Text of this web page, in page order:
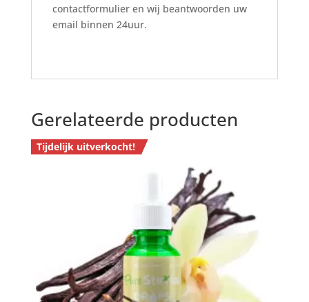
contactformulier en wij beantwoorden uw
email binnen 24uur.
Gerelateerde producten
Tijdelijk uitverkocht!